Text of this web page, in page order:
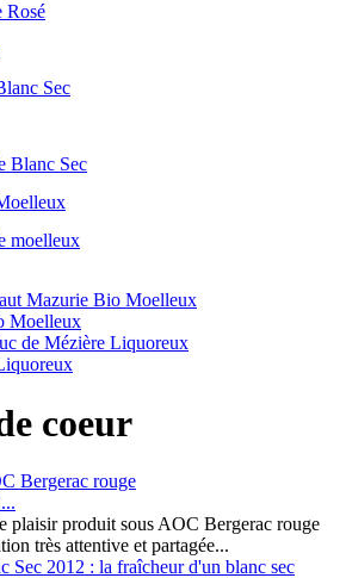
Rosé
Sec
Blanc Sec
moelleux
Moelleux
coeur
plaisir produit sous AOC Bergerac rouge
très attentive et partagée...